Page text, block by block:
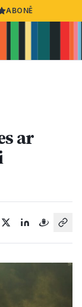
ABONĒ
ar